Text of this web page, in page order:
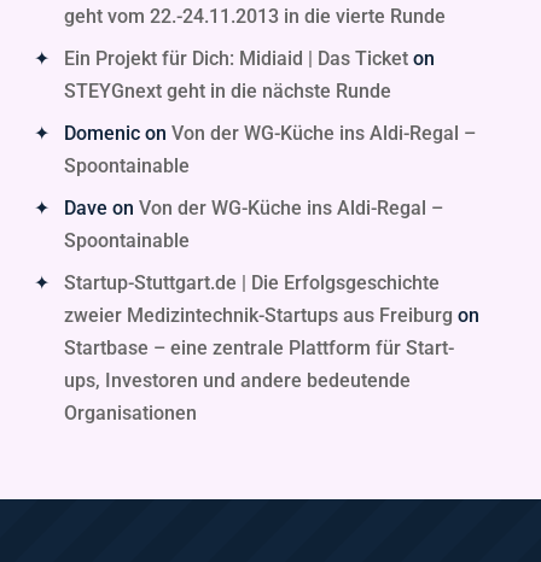
geht vom 22.-24.11.2013 in die vierte Runde
Ein Projekt für Dich: Midiaid | Das Ticketon
STEYGnext geht in die nächste Runde
Domenicon Von der WG-Küche ins Aldi-Regal –
Spoontainable
Dave on Von der WG-Küche ins Aldi-Regal –
Spoontainable
Startup-Stuttgart.de | Die Erfolgsgeschichte
zweier Medizintechnik-Startups aus Freiburg on
Startbase – eine zentrale Plattform für Start-
ups, Investoren und andere bedeutende
Organisationen